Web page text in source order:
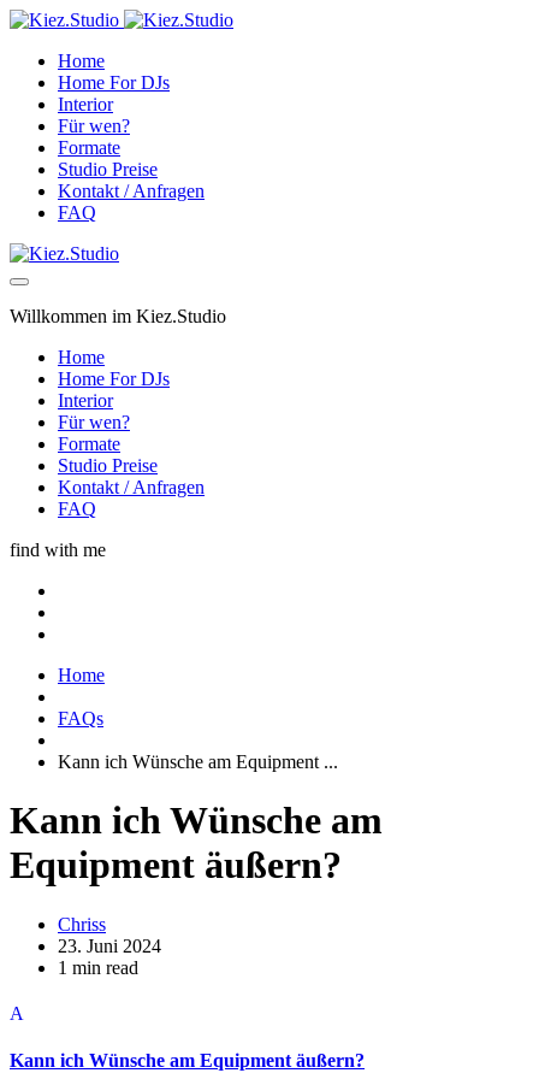
Home
Home For DJs
Interior
Für wen?
Formate
Studio Preise
Kontakt / Anfragen
FAQ
Willkommen im Kiez.Studio
Home
Home For DJs
Interior
Für wen?
Formate
Studio Preise
Kontakt / Anfragen
FAQ
find with me
Home
FAQs
Kann ich Wünsche am Equipment ...
Kann ich Wünsche am
Equipment äußern?
Chriss
23. Juni 2024
1 min read
A
Kann ich Wünsche am Equipment äußern?